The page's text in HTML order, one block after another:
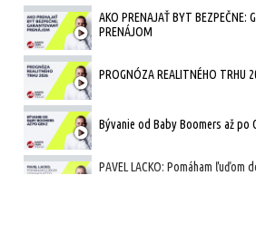
AKO PRENAJAŤ BYT BEZPEČNE:
PRENÁJOM
PROGNÓZA REALITNÉHO TRHU
Bývanie od Baby Boomers až po
PAVEL LACKO: Pomáham ľuďom